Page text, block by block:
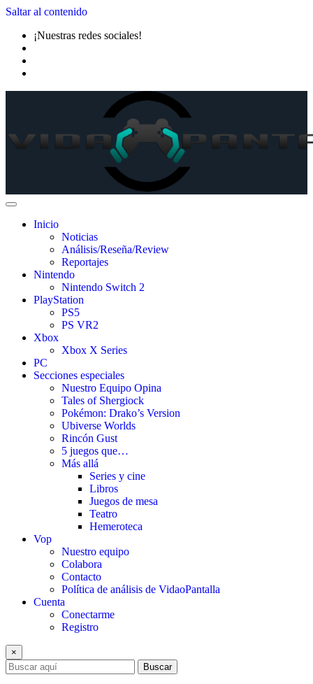
Saltar al contenido
¡Nuestras redes sociales!
Inicio
Noticias
Análisis/Reseña/Review
Reportajes
Nintendo
Nintendo Switch 2
PlayStation
PS5
PS VR2
Xbox
Xbox X Series
PC
Secciones especiales
Nuestro Equipo Opina
Tales of Shergiock
Pokémon: Drako’s Version
Ubiverse Worlds
Rincón Gust
5 juegos que…
Más allá
Series y cine
Libros
Juegos de mesa
Teatro
Hemeroteca
Vop
Nuestro equipo
Colabora
Contacto
Política de análisis de VidaoPantalla
Cuenta
Conectarme
Registro
×
Buscar